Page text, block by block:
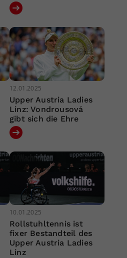
12.01.2025
Upper Austria Ladies
Linz: Vondrousová
gibt sich die Ehre
10.01.2025
Rollstuhltennis ist
fixer Bestandteil des
Upper Austria Ladies
Linz